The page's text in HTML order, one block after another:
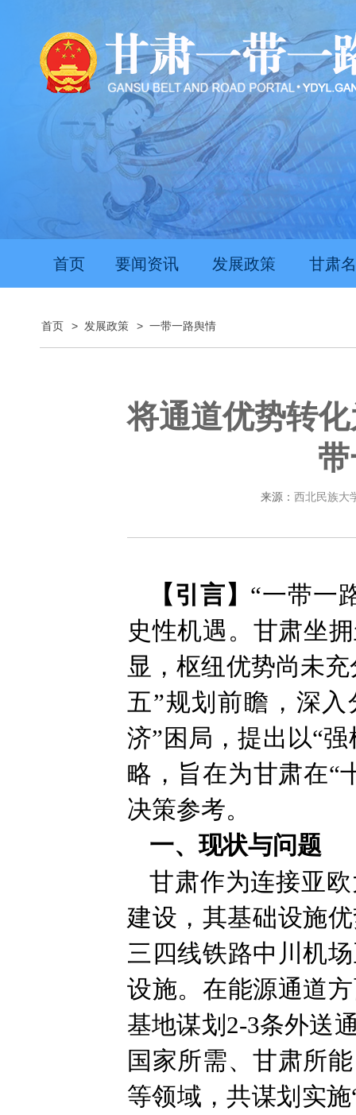
首页 要闻资讯 发展政策 甘肃
首页 > 发展政策 > 一带一路舆情
将通道优势转
来源： 西北民族大
【引言】 “一带一
史性机遇。甘肃坐
显，枢纽优势尚未
五”规划前瞻，深
济”困局，提出以“
略，旨在为甘肃在“
决策参考。
一、现状与问题
甘肃作为连接亚
建设，其基础设施
三四线铁路中川机
设施。在能源通道
基地谋划2-3条外送
国家所需、甘肃所
等领域，共谋划实